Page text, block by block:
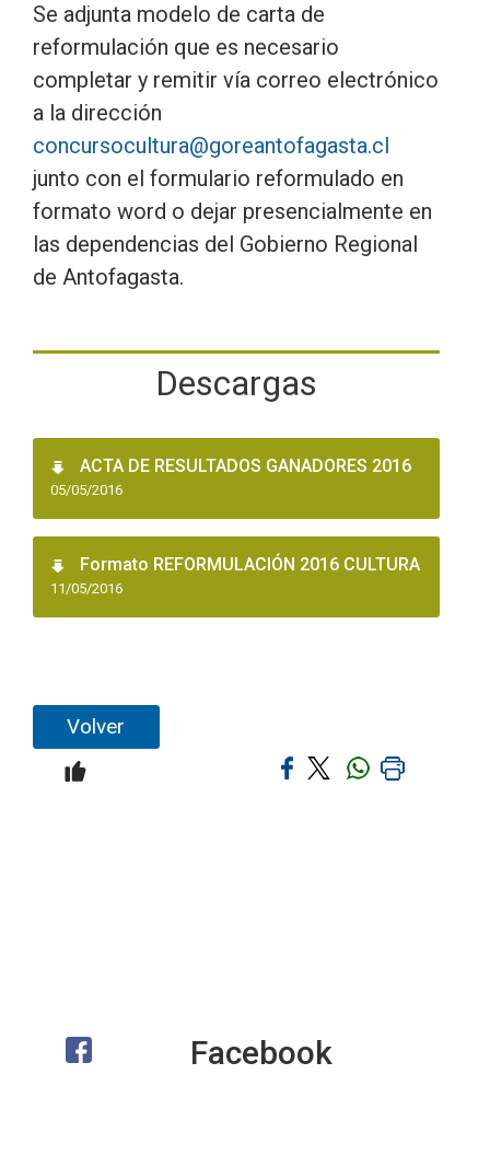
Se adjunta modelo de carta de
reformulación que es necesario
completar y remitir vía correo electrónico
a la dirección
concursocultura@goreantofagasta.cl
junto con el formulario reformulado en
formato word o dejar presencialmente en
las dependencias del Gobierno Regional
de Antofagasta.
Descargas
ACTA DE RESULTADOS GANADORES 2016
05/05/2016
Formato REFORMULACIÓN 2016 CULTURA
11/05/2016
Volver
Facebook